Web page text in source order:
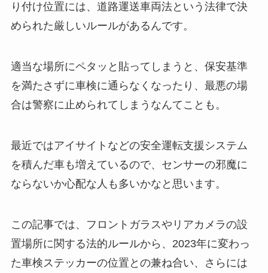
り付け位置には、道路運送車両法という法律で決
められた厳しいルールがあるんです。
適当な場所にペタッと貼ってしまうと、保安基準
を満たさずに車検に通らなくなったり、最悪の場
合は警察に止められてしまうなんてことも。
最近ではアイサイトなどの安全運転支援システム
を積んだ車も増えているので、センサーの邪魔に
ならないか心配な人も多いかなと思います。
この記事では、フロントガラスやリアカメラの設
置場所に関する法的ルールから、2023年に変わっ
た車検ステッカーの位置との兼ね合い、さらには